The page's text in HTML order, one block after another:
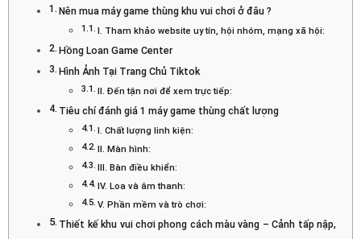
Nên mua máy game thùng khu vui chơi ở đâu ?
I. Tham khảo website uy tín, hội nhóm, mạng xã hội:
Hồng Loan Game Center
Hình Ảnh Tại Trang Chủ Tiktok
II. Đến tận nơi để xem trực tiếp:
Tiêu chí đánh giá 1 máy game thùng chất lượng
I. Chất lượng linh kiện:
II. Màn hình:
III. Bàn điều khiển:
IV. Loa và âm thanh:
V. Phần mềm và trò chơi:
Thiết kế khu vui chơi phong cách màu vàng – Cảnh tấp nập,